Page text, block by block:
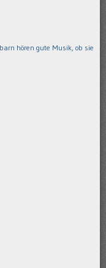
hören gute Musik, ob sie